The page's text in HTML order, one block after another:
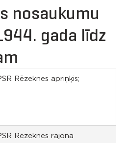
nosaukumu
gada līdz
Rēzeknes apriņķis;
Rēzeknes rajona